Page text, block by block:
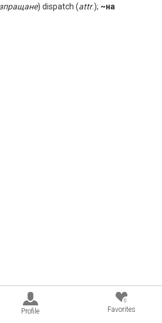
) dispatch (attr.); ~на
Profile
0
Favorites